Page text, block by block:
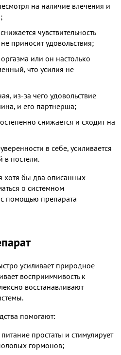
на наличие влечения и
чувствительность
приносит удовольствия;
или он настолько
что усилия не
из-за чего удовольствие
и его партнерша;
снижается и сходит на
в себе, усиливается
в постели.
хотя бы два описанных
о системном
помощью препарата
усиливает природное
восприимчивость к
восстанавливают
помогают:
простаты и стимулирует
гормонов;